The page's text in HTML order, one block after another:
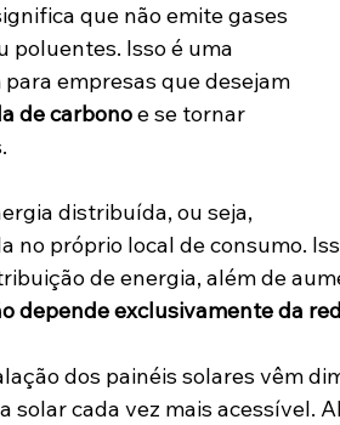
que não emite gases
poluentes. Isso é uma
empresas que desejam
de carbono e se tornar
distribuída, ou seja,
no próprio local de consumo.
de energia, além de
depende exclusivamente da
dos painéis solares vêm
solar cada vez mais acessível.